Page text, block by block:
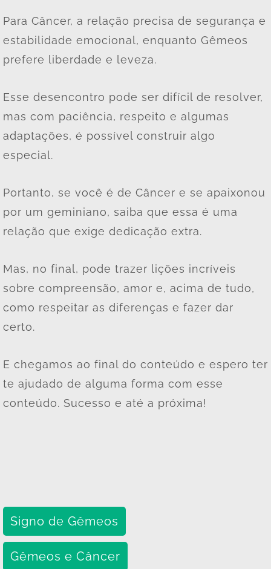
Para Câncer, a relação precisa de segurança e
estabilidade emocional, enquanto Gêmeos
prefere liberdade e leveza.
Esse desencontro pode ser difícil de resolver,
mas com paciência, respeito e algumas
adaptações, é possível construir algo
especial.
Portanto, se você é de Câncer e se apaixonou
por um geminiano, saiba que essa é uma
relação que exige dedicação extra.
Mas, no final, pode trazer lições incríveis
sobre compreensão, amor e, acima de tudo,
como respeitar as diferenças e fazer dar
certo.
E chegamos ao final do conteúdo e espero ter
te ajudado de alguma forma com esse
conteúdo. Sucesso e até a próxima!
Signo de Gêmeos
Gêmeos e Câncer